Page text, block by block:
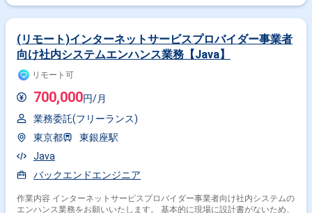
(リモート)インターネットサービスプロバイダー事業者
向け社内システムエンハンス業務【Java】
リモート可
700,000円/月
業務委託(フリーランス)
東京都
東銀座駅
Java
バックエンドエンジニア
作業内容 インターネットサービスプロバイダー事業者向け社内システムの
エンハンス業務をお願いいたします。 基本的に現場に設計書がないため、